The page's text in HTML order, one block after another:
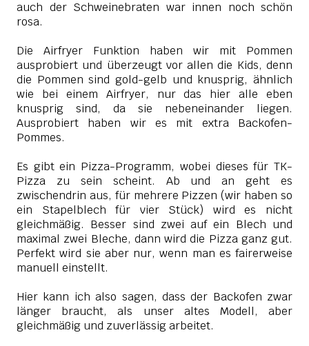
auch der Schweinebraten war innen noch schön
rosa.
Die Airfryer Funktion haben wir mit Pommen
ausprobiert und überzeugt vor allen die Kids, denn
die Pommen sind gold-gelb und knusprig, ähnlich
wie bei einem Airfryer, nur das hier alle eben
knusprig sind, da sie nebeneinander liegen.
Ausprobiert haben wir es mit extra Backofen-
Pommes.
Es gibt ein Pizza-Programm, wobei dieses für TK-
Pizza zu sein scheint. Ab und an geht es
zwischendrin aus, für mehrere Pizzen (wir haben so
ein Stapelblech für vier Stück) wird es nicht
gleichmäßig. Besser sind zwei auf ein Blech und
maximal zwei Bleche, dann wird die Pizza ganz gut.
Perfekt wird sie aber nur, wenn man es fairerweise
manuell einstellt.
Hier kann ich also sagen, dass der Backofen zwar
länger braucht, als unser altes Modell, aber
gleichmäßig und zuverlässig arbeitet.